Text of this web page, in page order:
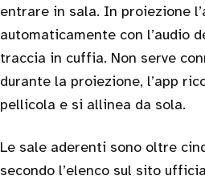
entrare in sala. In proiezione
automaticamente con l’audio
traccia in cuffia. Non serve
durante la proiezione, l’app
pellicola e si allinea da sola.
Le sale aderenti sono oltre
secondo l’elenco sul sito